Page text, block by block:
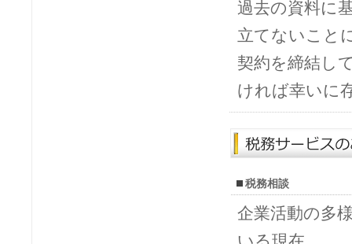
過去の資料に
立てないこと
契約を締結し
ければ幸いに
税務相談
企業活動の多